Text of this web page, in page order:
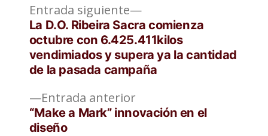
Navegación
de
entradas
Entrada anteriorEntrada
anterior:
“Make a Mark” innovación en el
diseño
Entrada siguiente
Entrada
siguiente:
La D.O. Ribeira Sacra comienza
octubre con 6.425.411kilos
vendimiados y supera ya la cantidad
de la pasada campaña